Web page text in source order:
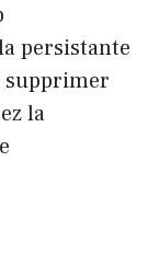
persistante
supprimer
la